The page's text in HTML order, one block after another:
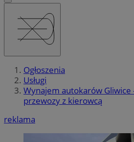
Ogłoszenia
Usługi
Wynajem autokarów
przewozy z kierowcą
reklama